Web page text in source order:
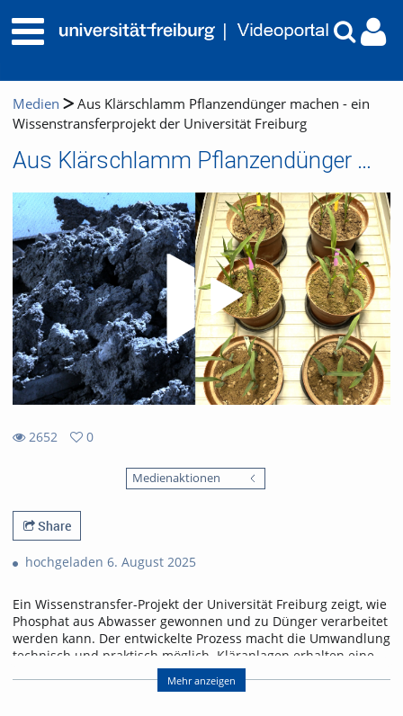
Medien
Aus Klärschlamm Pflanzendünger machen - ein
Wissenstransferprojekt der Universität Freiburg
Aus Klärschlamm Pflanzendünger machen - ein Wissenstransferprojekt der Universität Freiburg
2652
0
Medienaktionen
Share
hochgeladen 6. August 2025
Ein Wissenstransfer-Projekt der Universität Freiburg zeigt, wie
Phosphat aus Abwasser gewonnen und zu Dünger verarbeitet
werden kann. Der entwickelte Prozess macht die Umwandlung
technisch und praktisch möglich. Kläranlagen erhalten eine
Lösung, um der gesetzlichen Rückgewinnungspflicht ab 2029
frühzeitig nachzukommen.
Mehr anzeigen